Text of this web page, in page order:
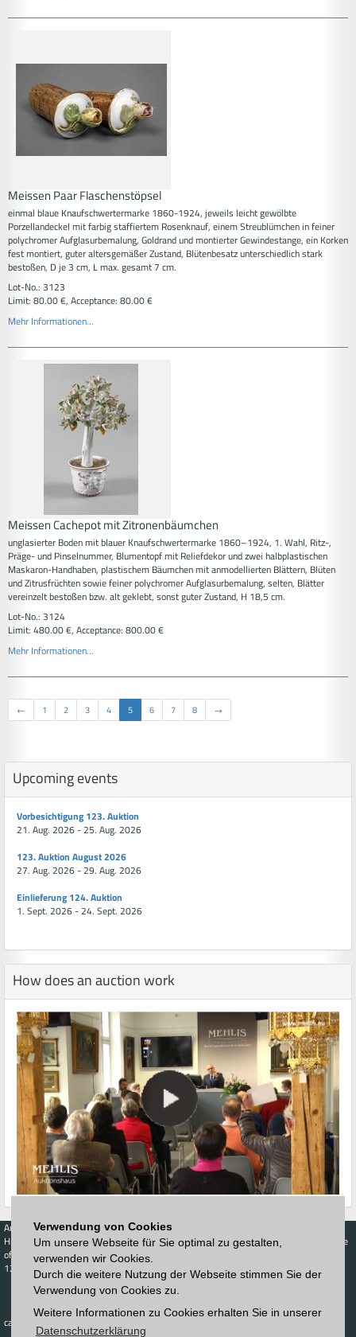
Verwendung von Cookies
Um unsere Webseite für Sie optimal zu gestalten,
verwenden wir Cookies.
Durch die weitere Nutzung der Webseite stimmen Sie der
Verwendung von Cookies zu.
Weitere Informationen zu Cookies erhalten Sie in unserer
Datenschutzerklärung
Meissen Paar Flaschenstöpsel
einmal blaue Knaufschwertermarke 1860-1924, jeweils leicht gewölbte
Porzellandeckel mit farbig staffiertem Rosenknauf, einem Streublümchen in feiner
polychromer Aufglasurbemalung, Goldrand und montierter Gewindestange, ein Korken
fest montiert, guter altersgemäßer Zustand, Blütenbesatz unterschiedlich stark
bestoßen, D je 3 cm, L max. gesamt 7 cm.
Lot-No.: 3123
Limit: 80.00 €, Acceptance: 80.00 €
Mehr Informationen...
Meissen Cachepot mit Zitronenbäumchen
unglasierter Boden mit blauer Knaufschwertermarke 1860–1924, 1. Wahl, Ritz-,
Präge- und Pinselnummer, Blumentopf mit Reliefdekor und zwei halbplastischen
Maskaron-Handhaben, plastischem Bäumchen mit anmodellierten Blättern, Blüten
und Zitrusfrüchten sowie feiner polychromer Aufglasurbemalung, selten, Blätter
vereinzelt bestoßen bzw. alt geklebt, sonst guter Zustand, H 18,5 cm.
Lot-No.: 3124
Limit: 480.00 €, Acceptance: 800.00 €
Mehr Informationen...
← 1 2 3 4 5 6 7 8 →
Upcoming events
Vorbesichtigung 123. Auktion
21. Aug. 2026 - 25. Aug. 2026
123. Auktion August 2026
27. Aug. 2026 - 29. Aug. 2026
Einlieferung 124. Auktion
1. Sept. 2026 - 24. Sept. 2026
How does an auction work
Auctions
Highest acceptance
of bids
123. Auktion
Schedule
Catalog
Interactive
catalog
Buy
Live-Auction
Calendar
Highest acceptance
Auction house
Newsletter